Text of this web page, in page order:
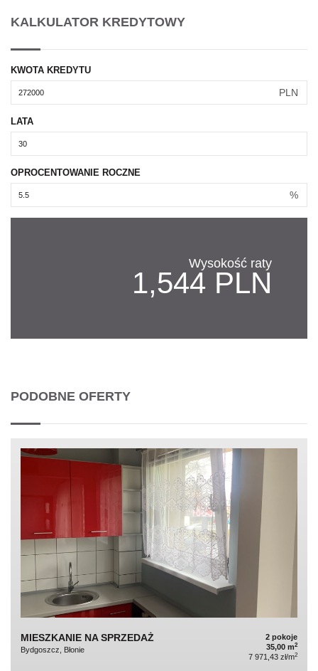
KALKULATOR KREDYTOWY
KWOTA KREDYTU
PLN
LATA
OPROCENTOWANIE ROCZNE
%
Wysokość raty
1,544 PLN
PODOBNE OFERTY
MIESZKANIE NA SPRZEDAŻ
Bydgoszcz, Błonie
2 pokoje
35,00 m2
7 971,43 zł/m2